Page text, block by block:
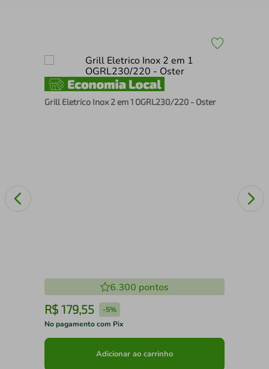
Grill Eletrico Inox 2 em 1 OGRL230/220 - Oster
6.300 pontos
R$ 179,55 -5%
No pagamento com Pix
Adicionar ao carrinho